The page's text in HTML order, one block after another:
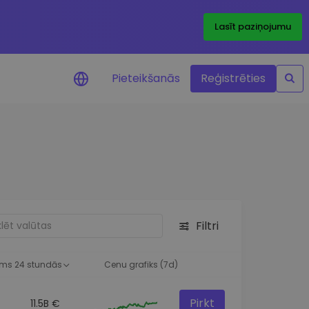
Lasīt paziņojumu
Pieteikšanās Reģistrēties
Filtri
24 stundās Cenu grafiks (7d)
11.5B € Pirkt